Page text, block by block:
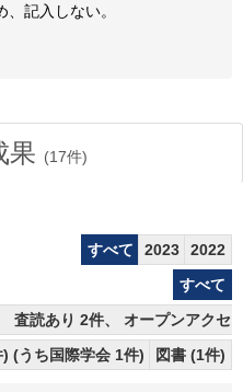
記入しない。
果 (17件)
すべて 2023
2022
すべて
査読あり 2件、 オープンアクセ
(うち国際学会 1件)
図書 (1件)